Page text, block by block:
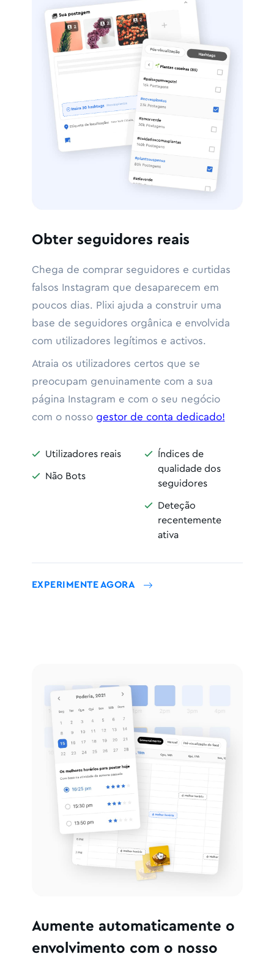
Obter seguidores reais
Chega de comprar seguidores e curtidas
falsos Instagram que desaparecem em
poucos dias. Plixi ajuda a construir uma
base de seguidores orgânica e envolvida
com utilizadores legítimos e activos.
Atraia os utilizadores certos que se
preocupam genuinamente com a sua
página Instagram e com o seu negócio
com o nosso gestor de conta dedicado!
 Utilizadores reais
 Não Bots

Índices de
qualidade dos
seguidores

Deteção
recentemente
ativa
EXPERIMENTE AGORA
Aumente automaticamente o
envolvimento com o nosso